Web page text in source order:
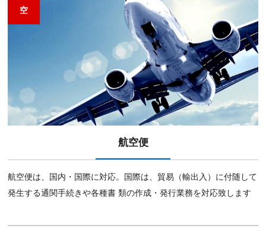
空
航空便
航空便は、国内・国際に対応。国際は、貿易（輸出⼊）に付随して
発⽣する通関⼿続きや各種書 類の作成・発⾏業務を対応致します